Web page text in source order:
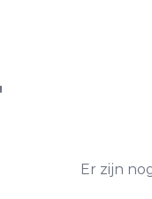
Er zijn